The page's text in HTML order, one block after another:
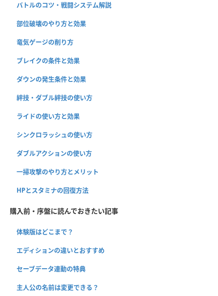
バトルのコツ・戦闘システム解説
部位破壊のやり方と効果
竜気ゲージの削り方
ブレイクの条件と効果
ダウンの発生条件と効果
絆技・ダブル絆技の使い方
ライドの使い方と効果
シンクロラッシュの使い方
ダブルアクションの使い方
一掃攻撃のやり方とメリット
HPとスタミナの回復方法
購入前・序盤に読んでおきたい記事
体験版はどこまで？
エディションの違いとおすすめ
セーブデータ連動の特典
主人公の名前は変更できる？